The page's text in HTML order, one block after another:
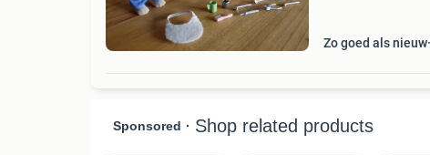
Zo goed als nieuw